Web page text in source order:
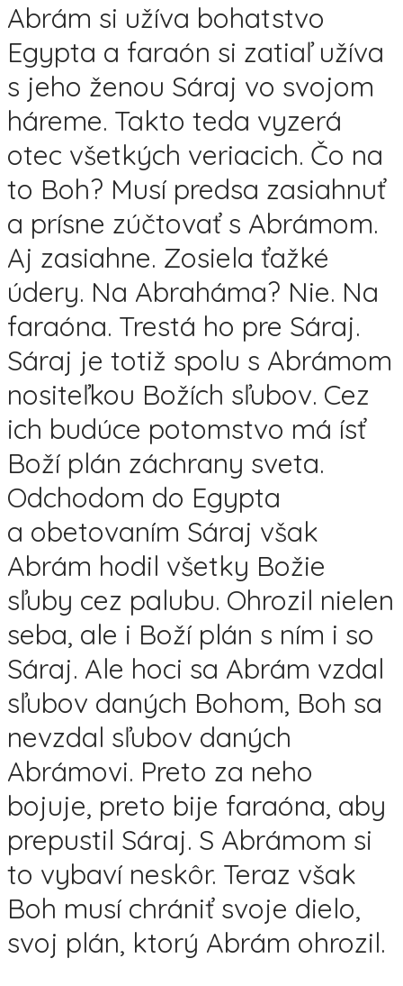
Abrám si užíva bohatstvo
Egypta a faraón si zatiaľ užíva
s jeho ženou Sáraj vo svojom
háreme. Takto teda vyzerá
otec všetkých veriacich. Čo na
to Boh? Musí predsa zasiahnuť
a prísne zúčtovať s Abrámom.
Aj zasiahne. Zosiela ťažké
údery. Na Abraháma? Nie. Na
faraóna. Trestá ho pre Sáraj.
Sáraj je totiž spolu s Abrámom
nositeľkou Božích sľubov. Cez
ich budúce potomstvo má ísť
Boží plán záchrany sveta.
Odchodom do Egypta
a obetovaním Sáraj však
Abrám hodil všetky Božie
sľuby cez palubu. Ohrozil nielen
seba, ale i Boží plán s ním i so
Sáraj. Ale hoci sa Abrám vzdal
sľubov daných Bohom, Boh sa
nevzdal sľubov daných
Abrámovi. Preto za neho
bojuje, preto bije faraóna, aby
prepustil Sáraj. S Abrámom si
to vybaví neskôr. Teraz však
Boh musí chrániť svoje dielo,
svoj plán, ktorý Abrám ohrozil.